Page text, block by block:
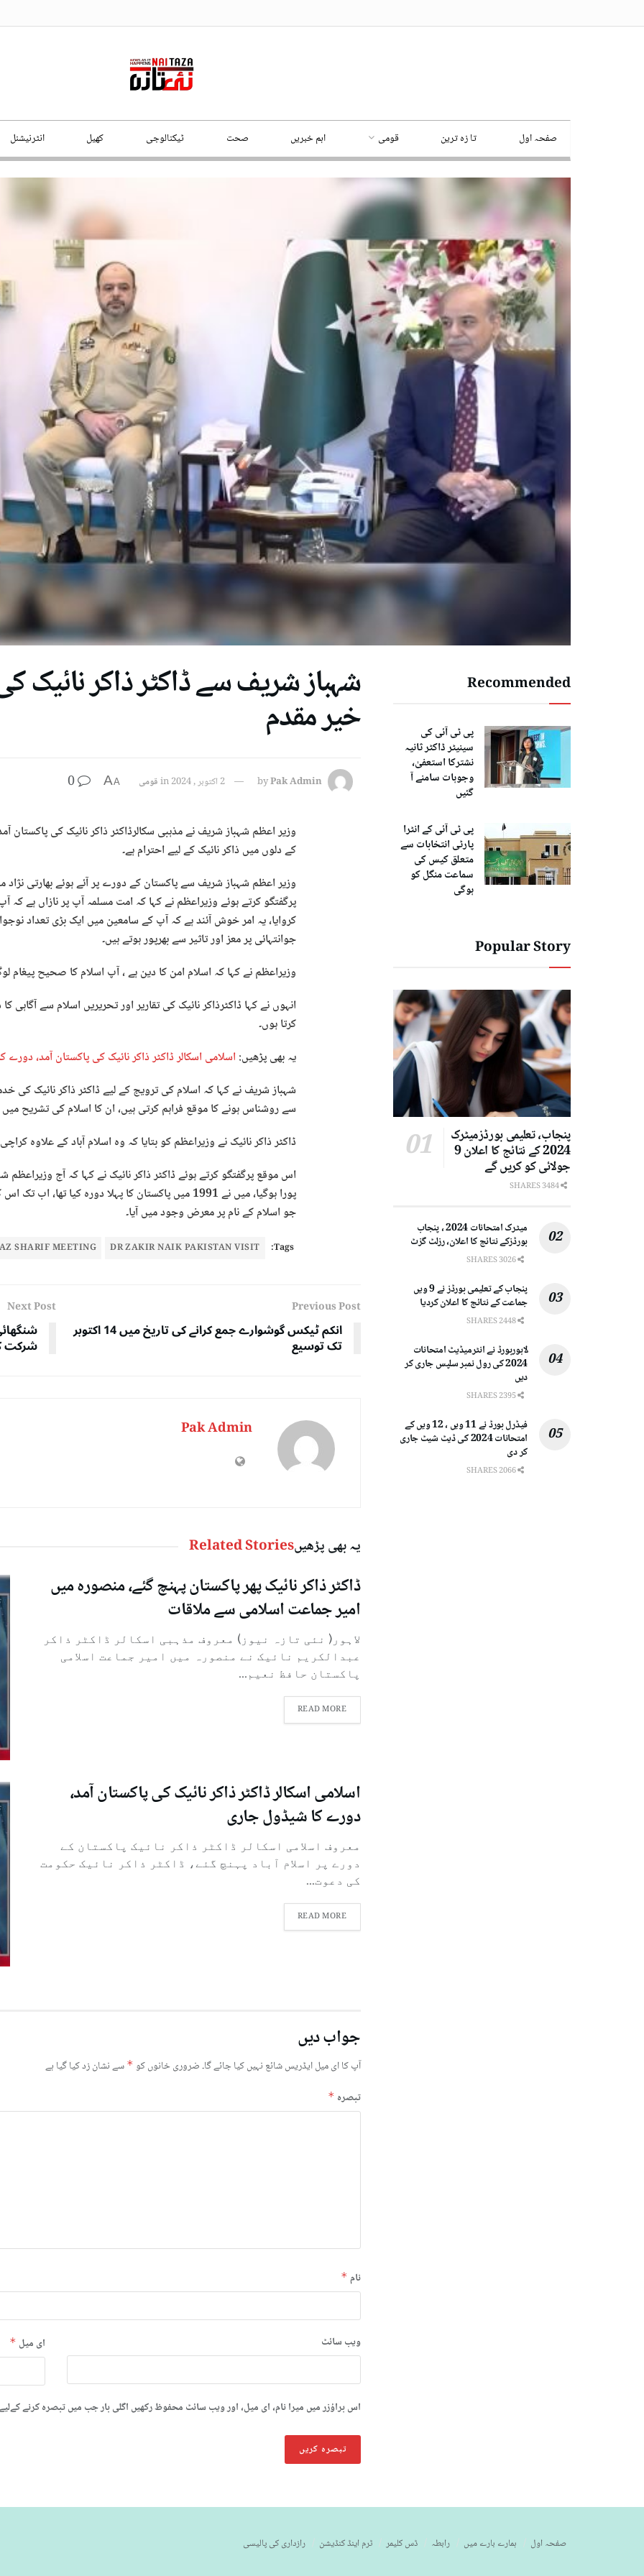
صفحہ اول تا زہ ترین قومی اہم خبریں صحت ٹیکنالوجی کھیل انٹرنیشنل
شہباز شریف سے ڈاکٹر ذاکر نائیک
خیر مقدم
byPak Admin 2 اکتوبر , 2024 inقومی A
A
0
وزیر اعظم شہباز شریف نے مذہبی سکالرڈاکٹر ذاکر نائیک کی پاکستان
کے دلوں میں ذاکر نائیک کے لیے احترام ہے۔
وزیر اعظم شہباز شریف سے پاکستان کے دورے پر آئے ہوئے بھارتی نژاد
پرگفتگو کرتے ہوئے وزیراعظم نے کہا کہ امت مسلمہ آپ پر نازاں
کروایا، یہ امر خوش آئند ہے کہ آپ کے سامعین میں ایک بڑی تعداد
جوانتہائی پر معز اور تاثیر سے بھرپور ہوتے ہیں۔
وزیراعظم نے کہا کہ اسلام امن کا دین ہے ، آپ اسلام کا صحیح پیغام
انہوں نے کہا ڈاکٹرذاکر نائیک کی تقاریر اور تحریریں اسلام سے آگاہی
کرتا ہوں۔
یہ بھی پڑھیں:اسلامی اسکالر ڈاکٹر ذاکر نائیک کی پاکستان آمد،
شہباز شریف نے کہا کہ اسلام کی ترویج کے لیے ڈاکٹر ذاکر نائیک کی
سے روشناس ہونے کا موقع فراہم کرتی ہیں، ان کا اسلام کی تشریح میں
ڈاکٹر ذاکر نائیک نے وزیراعظم کو بتایا کہ وہ اسلام آباد کے علاوہ
اس موقع پرگفتگو کرتے ہوئے ڈاکٹر ذاکر نائیک نے کہا کہ آج
پورا ہوگیا، میں نے 1991 میں پاکستان کا پہلا دورہ
جو اسلام کے نام پر معرض وجود میں آیا۔
Tags:
DR ZAKIR NAIK PAKISTAN VISIT
SHARIF MEETING
Previous Post
انکم ٹیکس گوشوارے جمع کرانے کی تاریخ میں 14 اکتوبر
تک توسیع
Next Post
شرکت
Pak Admin
یہ بھی پڑھیںRelated Stories
ڈاکٹر ذاکر نائیک پھر پاکستان پہنچ گئے، منصورہ میں
امیر جماعت اسلامی سے ملاقات
لاہور( نئی تازہ نیوز) معروف مذہبی اسکالر ڈاکٹر ذاکر
عبدالکریم نائیک نے منصورہ میں امیر جماعت اسلامی
پاکستان حافظ نعیم...
READ MORE
اسلامی اسکالر ڈاکٹر ذاکر نائیک کی پاکستان آمد،
دورے کا شیڈول جاری
معروف اسلامی اسکالر ڈاکٹر ذاکر نائیک پاکستان کے
دورے پر اسلام آباد پہنچ گئے، ڈاکٹر ذاکر نائیک حکومت
کی دعوت...
READ MORE
جواب دیں
آپ کا ای میل ایڈریس شائع نہیں کیا جائے گا۔ضروری خانوں کو * سے نشان زد کیا گیا ہے
تبصرہ *
نام *
ای میل * ویب‌ سائٹ
اس براؤزر میں میرا نام، ای میل، اور ویب سائٹ محفوظ رکھیں اگلی بار جب میں تبصرہ کرنے
Recommended
پی ٹی آئی کی
سینیٹر ڈاکٹر ثانیہ
نشترکا استعفیٰ،
وجوہات سامنے آ
گئیں
پی ٹی آئی کے انٹرا
پارٹی انتخابات سے
متعلق کیس کی
سماعت منگل کو
ہوگی
Popular Story
پنجاب، تعلیمی بورڈزمیٹرک
2024 کے نتائج کا اعلان 9
جولائی کو کریں گے
میٹرک امتحانات 2024 ، پنجاب
بورڈزکے نتائج کا اعلان، رزلٹ گزٹ
پنجاب کے تعلیمی بورڈز نے 9 ویں
جماعت کے نتائج کا اعلان کردیا
لاہوربورڈ نے انٹرمیڈیٹ امتحانات
2024 کی رول نمبر سلپس جاری کر
دیں
فیڈرل بورڈ نے 11 ویں ، 12 ویں کے
امتحانات 2024 کی ڈیٹ شیٹ جاری
کر دی
صفحہ اول ہمارے بارے میں رابطہ ڈس کلیمر ٹرم اینڈ کنڈیشن رازداری کی پالیسی